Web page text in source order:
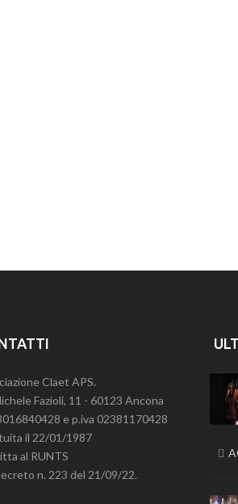
Claet APS.
Fazioli, 11 - 60123 Ancona
e p.iva 02381170428
il 22/01/1987
al RUNTS
n. 223 del 21/09/22.